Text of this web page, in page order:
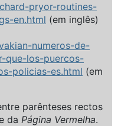
pryor-routines-
en.html (em inglês)
numeros-de-
que-los-puercos-
policias-es.html (em
parênteses rectos
da Página Vermelha.